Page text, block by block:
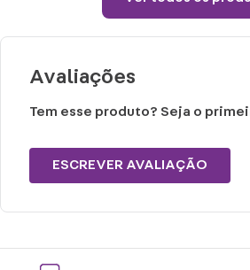
Tamanho M: Calça 36 - 38
Tamanho G: Calça 39 - 41
Peso: 0,300g
Cuidados e recomendações
Lavar a mão com água fria.
Não usar alvejante.
Secagem natural.
Avaliações
Tem esse produto? Seja o
ESCREVER AVALIAÇÃO